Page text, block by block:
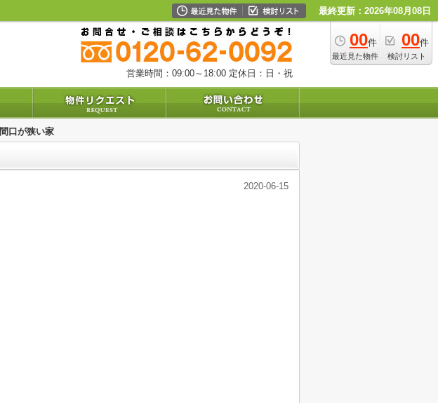
最終更新：2026年08月08日
00件
最近見た物件
00件
検討リスト
営業時間：09:00～18:00 定休日：日・祝
間口が狭い家
2020-06-15